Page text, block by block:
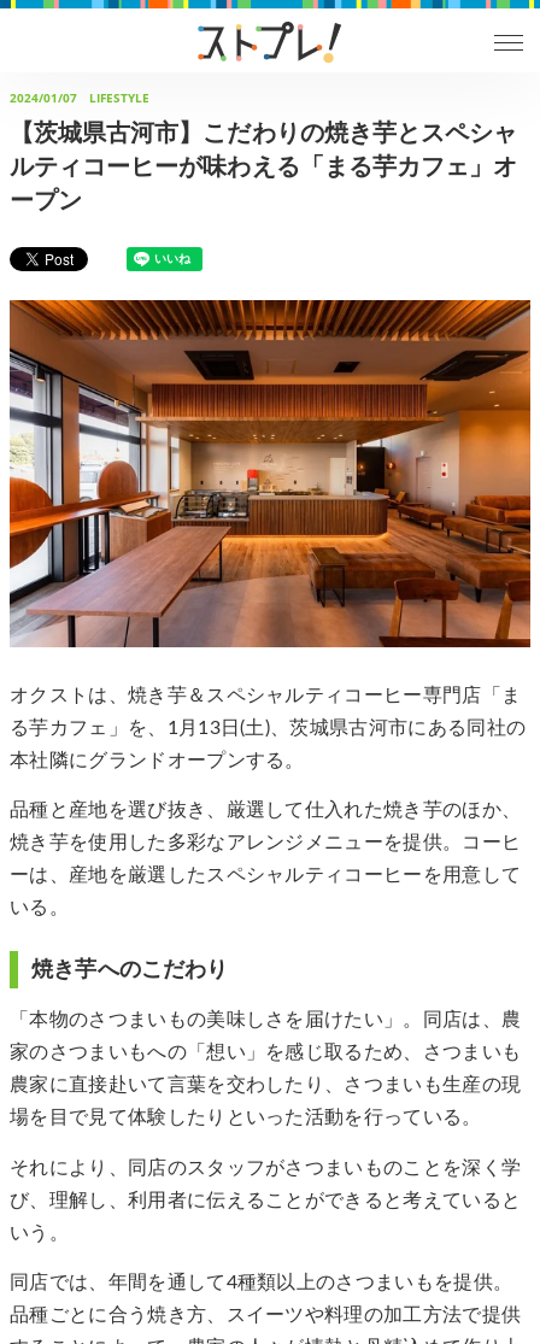
2024/01/07 LIFESTYLE
【茨城県古河市】こだわりの焼き芋とスペシャ
ルティコーヒーが味わえる「まる芋カフェ」オ
ープン
オクストは、焼き芋＆スペシャルティコーヒー専門店「ま
る芋カフェ」を、1月13日(土)、茨城県古河市にある同社の
本社隣にグランドオープンする。
品種と産地を選び抜き、厳選して仕入れた焼き芋のほか、
焼き芋を使用した多彩なアレンジメニューを提供。コーヒ
ーは、産地を厳選したスペシャルティコーヒーを用意して
いる。
焼き芋へのこだわり
「本物のさつまいもの美味しさを届けたい」。同店は、農
家のさつまいもへの「想い」を感じ取るため、さつまいも
農家に直接赴いて言葉を交わしたり、さつまいも生産の現
場を目で見て体験したりといった活動を行っている。
それにより、同店のスタッフがさつまいものことを深く学
び、理解し、利用者に伝えることができると考えていると
いう。
同店では、年間を通して4種類以上のさつまいもを提供。
品種ごとに合う焼き方、スイーツや料理の加工方法で提供